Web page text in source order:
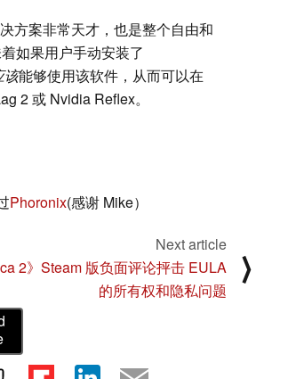
方案非常天才，也是整个自由和
如果用户手动安装了
该能够使用该软件，从而可以在
2 或 Nvidia Reflex。
Phoronix(感谢 Mike）
Next article
2》Steam 版负面评论抨击 EULA
的所有权和隐私问题
⟩